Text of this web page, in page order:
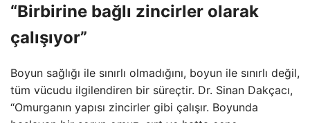
“Birbirine bağlı zincirler olarak
çalışıyor”
Boyun sağlığı ile sınırlı olmadığını, boyun ile sınırlı değil,
tüm vücudu ilgilendiren bir süreçtir. Dr. Sinan Dakçacı,
“Omurganın yapısı zincirler gibi çalışır. Boyunda